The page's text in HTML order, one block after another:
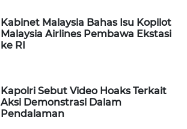
Kabinet Malaysia Bahas Isu Kopilot
Malaysia Airlines Pembawa Ekstasi
ke RI
Kapolri Sebut Video Hoaks Terkait
Aksi Demonstrasi Dalam
Pendalaman